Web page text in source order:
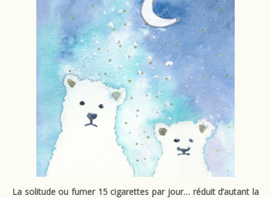
La solitude ou fumer 15 cigarettes par jour… réduit d’autant la